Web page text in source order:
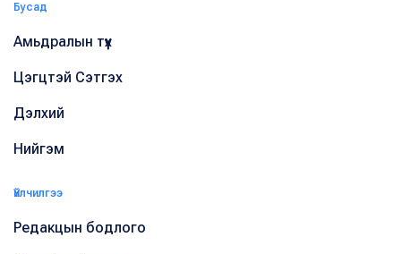
Бусад
Амьдралын түүх
Цэгцтэй Сэтгэх
Дэлхий
Нийгэм
Үйлчилгээ
Редакцын бодлого